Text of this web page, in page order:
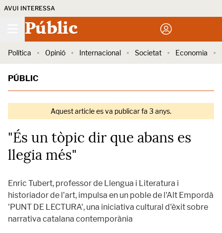
AVUI INTERESSA
Públic
Política Opinió Internacional Societat Economia
PÚBLIC
Aquest article es va publicar fa 3 anys.
"És un tòpic dir que abans es
llegia més"
Enric Tubert, professor de Llengua i Literatura i
historiador de l'art, impulsa en un poble de l'Alt Empordà
'PUNT DE LECTURA', una iniciativa cultural d'èxit sobre
narrativa catalana contemporània